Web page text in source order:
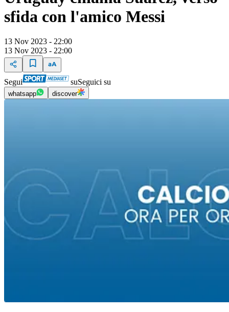
sfida con l'amico Messi
13 Nov 2023 - 22:00
13 Nov 2023 - 22:00
Segui suSeguici su
whatsapp discover